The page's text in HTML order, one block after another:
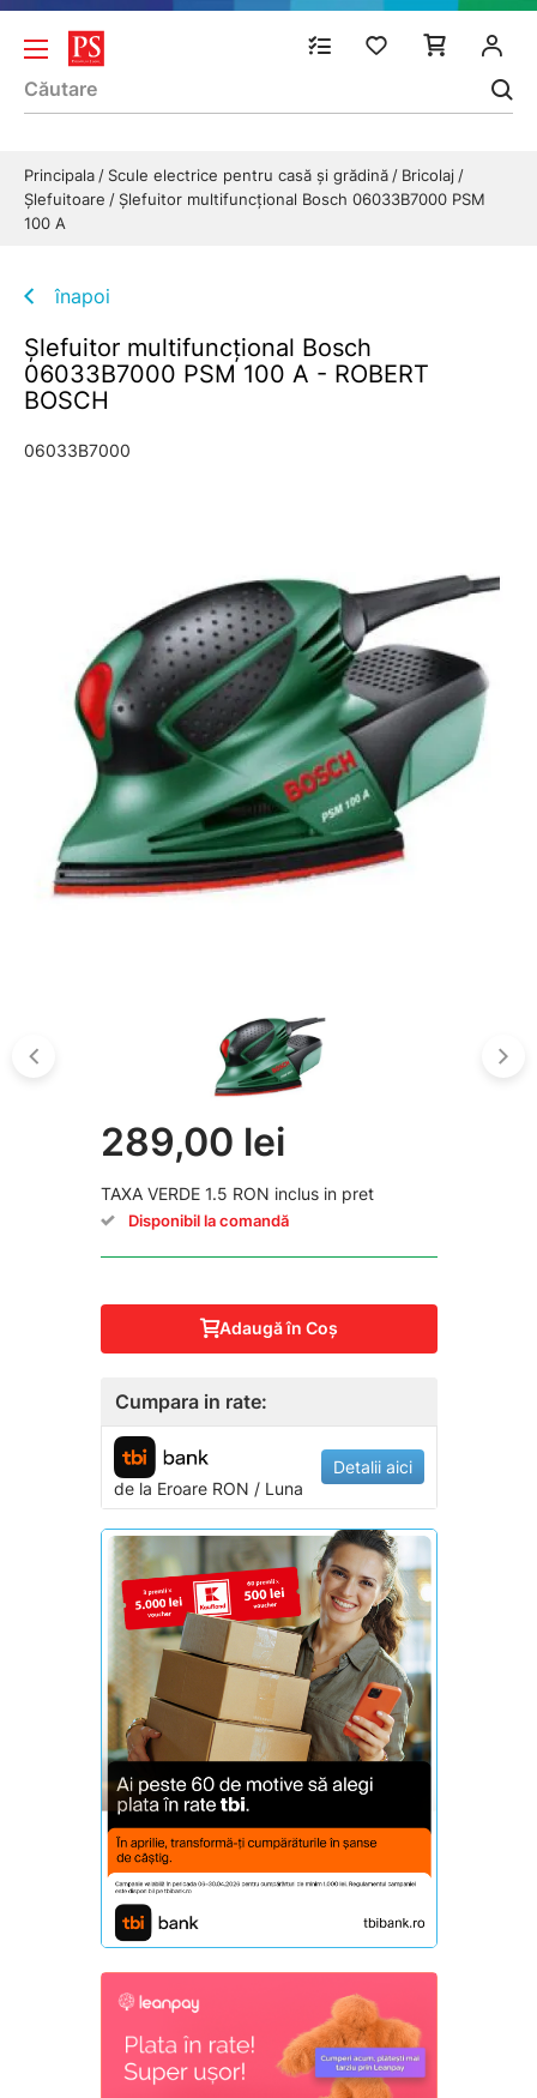
Principala Scule electrice pentru casă și grădină
Bricolaj
Șlefuitoare
Şlefuitor multifuncţional Bosch 06033B7000 PSM
100 A
înapoi
Şlefuitor multifuncţional Bosch
06033B7000 PSM 100 A - ROBERT
BOSCH
06033B7000
289,00 lei
TAXA VERDE 1.5 RON inclus in pret
Disponibil la comandă
Adaugă în Coş
Cumpara in rate:
de la EroareRON / Luna
Detalii aici